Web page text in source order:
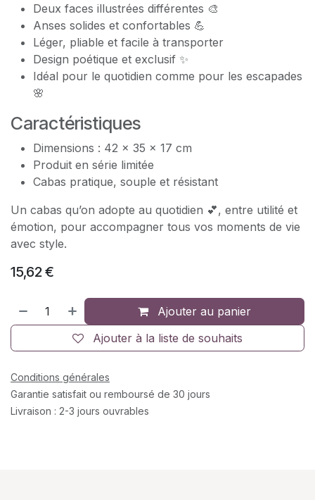
Deux faces illustrées différentes 🎨
Anses solides et confortables 💪
Léger, pliable et facile à transporter
Design poétique et exclusif ✨
Idéal pour le quotidien comme pour les escapades
🌸
Caractéristiques
Dimensions : 42 × 35 × 17 cm
Produit en série limitée
Cabas pratique, souple et résistant
Un cabas qu’on adopte au quotidien 💕, entre utilité et
émotion, pour accompagner tous vos moments de vie
avec style.
15,62€
Ajouter au panier
Ajouter à la liste de souhaits
Conditions générales
Garantie satisfait ou remboursé de 30 jours
Livraison : 2-3 jours ouvrables